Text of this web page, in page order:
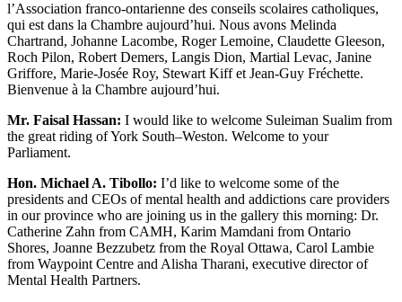
l’Association franco-ontarienne des conseils scolaires catholiques,
qui est dans la Chambre aujourd’hui. Nous avons Melinda
Chartrand, Johanne Lacombe, Roger Lemoine, Claudette Gleeson,
Roch Pilon, Robert Demers, Langis Dion, Martial Levac, Janine
Griffore, Marie-Josée Roy, Stewart Kiff et Jean-Guy Fréchette.
Bienvenue à la Chambre aujourd’hui.
Mr. Faisal Hassan: I would like to welcome Suleiman Sualim from
the great riding of York South–Weston. Welcome to your
Parliament.
Hon. Michael A. Tibollo: I’d like to welcome some of the
presidents and CEOs of mental health and addictions care providers
in our province who are joining us in the gallery this morning: Dr.
Catherine Zahn from CAMH, Karim Mamdani from Ontario
Shores, Joanne Bezzubetz from the Royal Ottawa, Carol Lambie
from Waypoint Centre and Alisha Tharani, executive director of
Mental Health Partners.